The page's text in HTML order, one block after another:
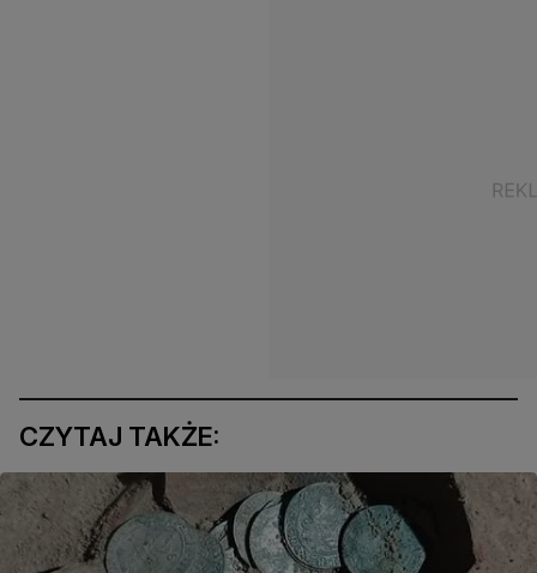
CZYTAJ TAKŻE: